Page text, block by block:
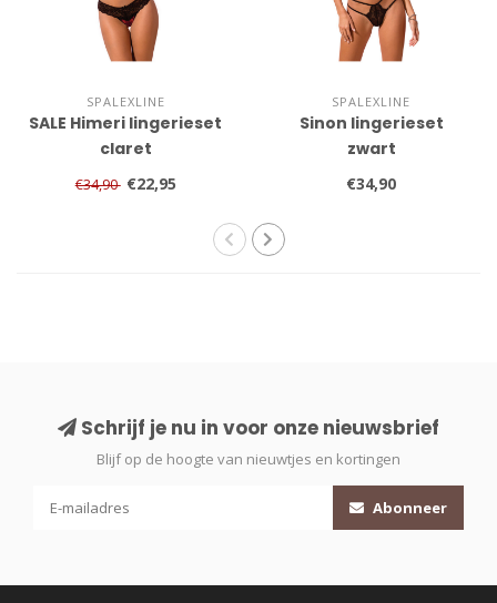
SPALEXLINE
SALE Himeri lingerieset
claret
€34,90 €22,95
SPALEXLINE
Sinon lingerieset
zwart
€34,90
Schrijf je nu in voor onze nieuwsbrief
Blijf op de hoogte van nieuwtjes en kortingen
Abonneer